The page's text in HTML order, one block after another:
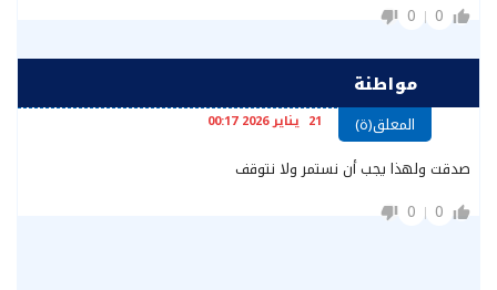
0
0
مواطنة
المعلق(ة) 21 يناير 2026 00:17
صدقت ولهذا يجب أن نستمر ولا نتوقف
0
0